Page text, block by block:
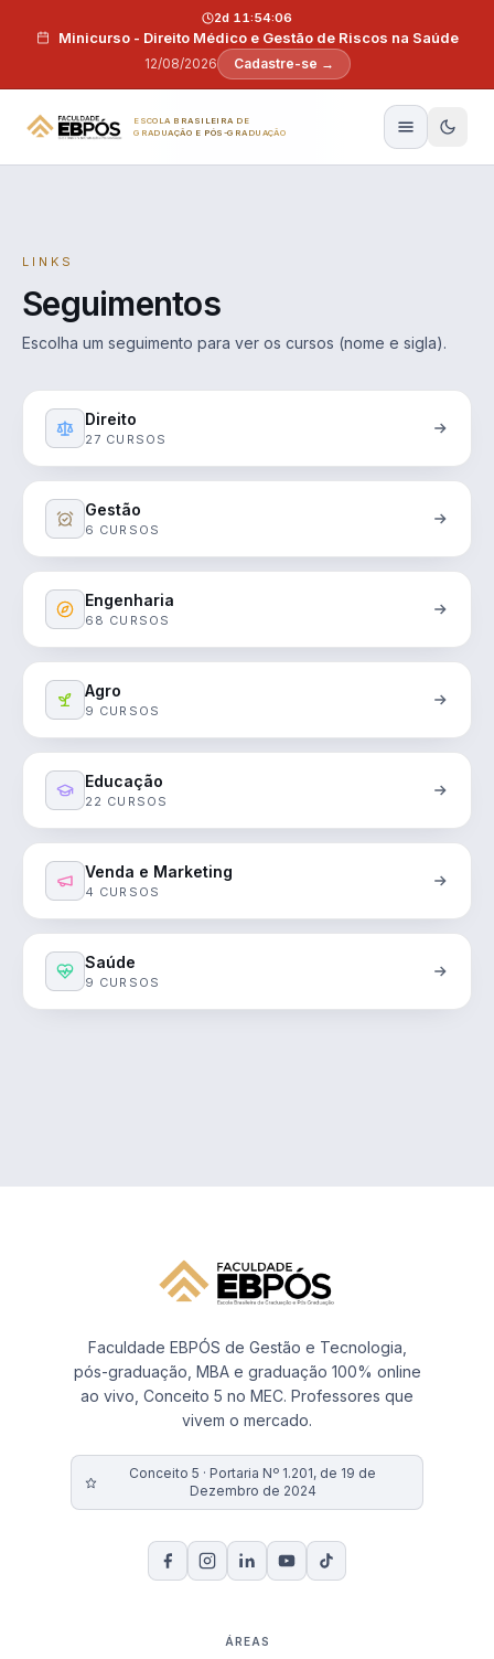
Minicurso - Direito Médico e Gestão de Riscos na Saúde
12/08/2026
2d 11:54:05
Cadastre-se →
ESCOLA BRASILEIRA DE
GRADUAÇÃO E PÓS-GRADUAÇÃO
LINKS
Seguimentos
Escolha um seguimento para ver os cursos (nome e sigla).
Direito
27 CURSOS
Gestão
6 CURSOS
Engenharia
68 CURSOS
Agro
9 CURSOS
Educação
22 CURSOS
Venda e Marketing
4 CURSOS
Saúde
9 CURSOS
Faculdade EBPÓS de Gestão e Tecnologia,
pós-graduação, MBA e graduação 100% online
ao vivo, Conceito 5 no MEC. Professores que
vivem o mercado.
Conceito 5 · Portaria Nº 1.201, de 19 de
Dezembro de 2024
ÁREAS